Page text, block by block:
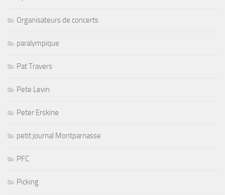
Organisateurs de concerts
paralympique
Pat Travers
Pete Levin
Peter Erskine
petit journal Montparnasse
PFC
Picking